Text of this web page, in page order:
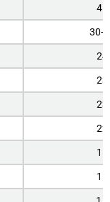
45
30-
24
23
23
22
15
15